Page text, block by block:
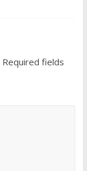
Required fields